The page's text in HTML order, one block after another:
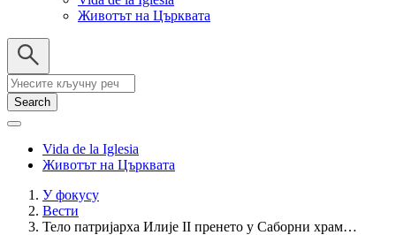
Животът на Църквата
Search
Vida de la Iglesia
Животът на Църквата
Breadcrumb
У фокусу
Вести
Тело патријарха Илије II пренето у Саборни храм…